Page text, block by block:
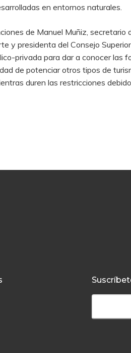
en entornos naturales.
de Manuel Muñiz,
y presidenta del Consejo
privada para dar a conocer
de potenciar otros tipos de
duren las restricciones